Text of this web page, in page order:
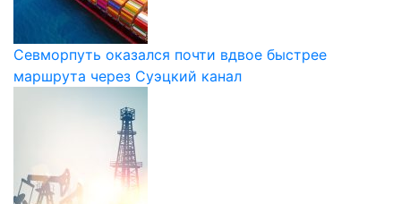
Севморпуть оказался почти вдвое быстрее
маршрута через Суэцкий канал